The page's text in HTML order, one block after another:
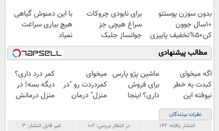
بدون سوزن پوستتو
10سال جوون
کن50%تخفیف پاییزی
برای نابودی چروکات
سراغ هیچی جز
جوانساز جلبک
نرو(تخفیف40%)
با این دمنوش گیاهی
هیچ بیاری سراغت
نمیاد
مطالب پیشنهادی
اگه میخوای
کبدت به خطر
نیوفته این
دمنوش گیاهی
رو فراموش نکن
ماشین پژو پارس
برای فروش
داری؟ اینجا
میخوای
کمردردت رو "در
منزل" درمان
کمر درد داری؟
دیگه بسه! در
منزل درمانش
نظرات بینندگان
انتشار یافته:۱۴۲ در انتظار بررسی:۱۰۲ غیر قابل انتشار: ۳